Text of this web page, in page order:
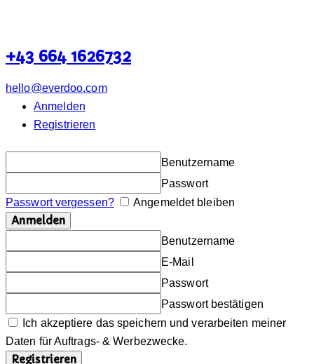
+43 664 1626732
hello@everdoo.com
Anmelden
Registrieren
Benutzername
Passwort
Passwort vergessen?
Angemeldet bleiben
Benutzername
E-Mail
Passwort
Passwort bestätigen
Ich akzeptiere das speichern und verarbeiten meiner
Daten für Auftrags- & Werbezwecke.